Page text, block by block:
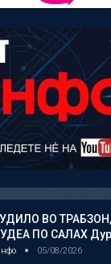
ВО
ПО САЛАХ
05/08/2026